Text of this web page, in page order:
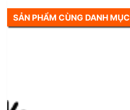
SẢN PHẨM CÙNG DANH MỤC